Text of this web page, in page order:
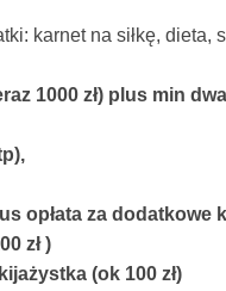
karnet na siłkę, dieta,
1000 zł) plus min
opłata za dodatkowe
zł )
(ok 100 zł)